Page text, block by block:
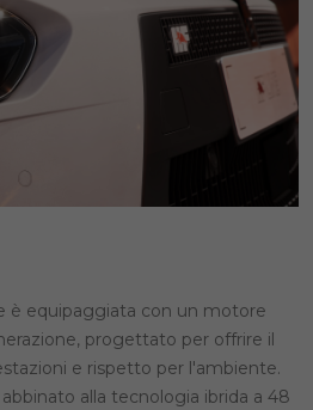
è equipaggiata con un motore
progettato per offrire il
e rispetto per l'ambiente.
abbinato alla tecnologia ibrida a 48